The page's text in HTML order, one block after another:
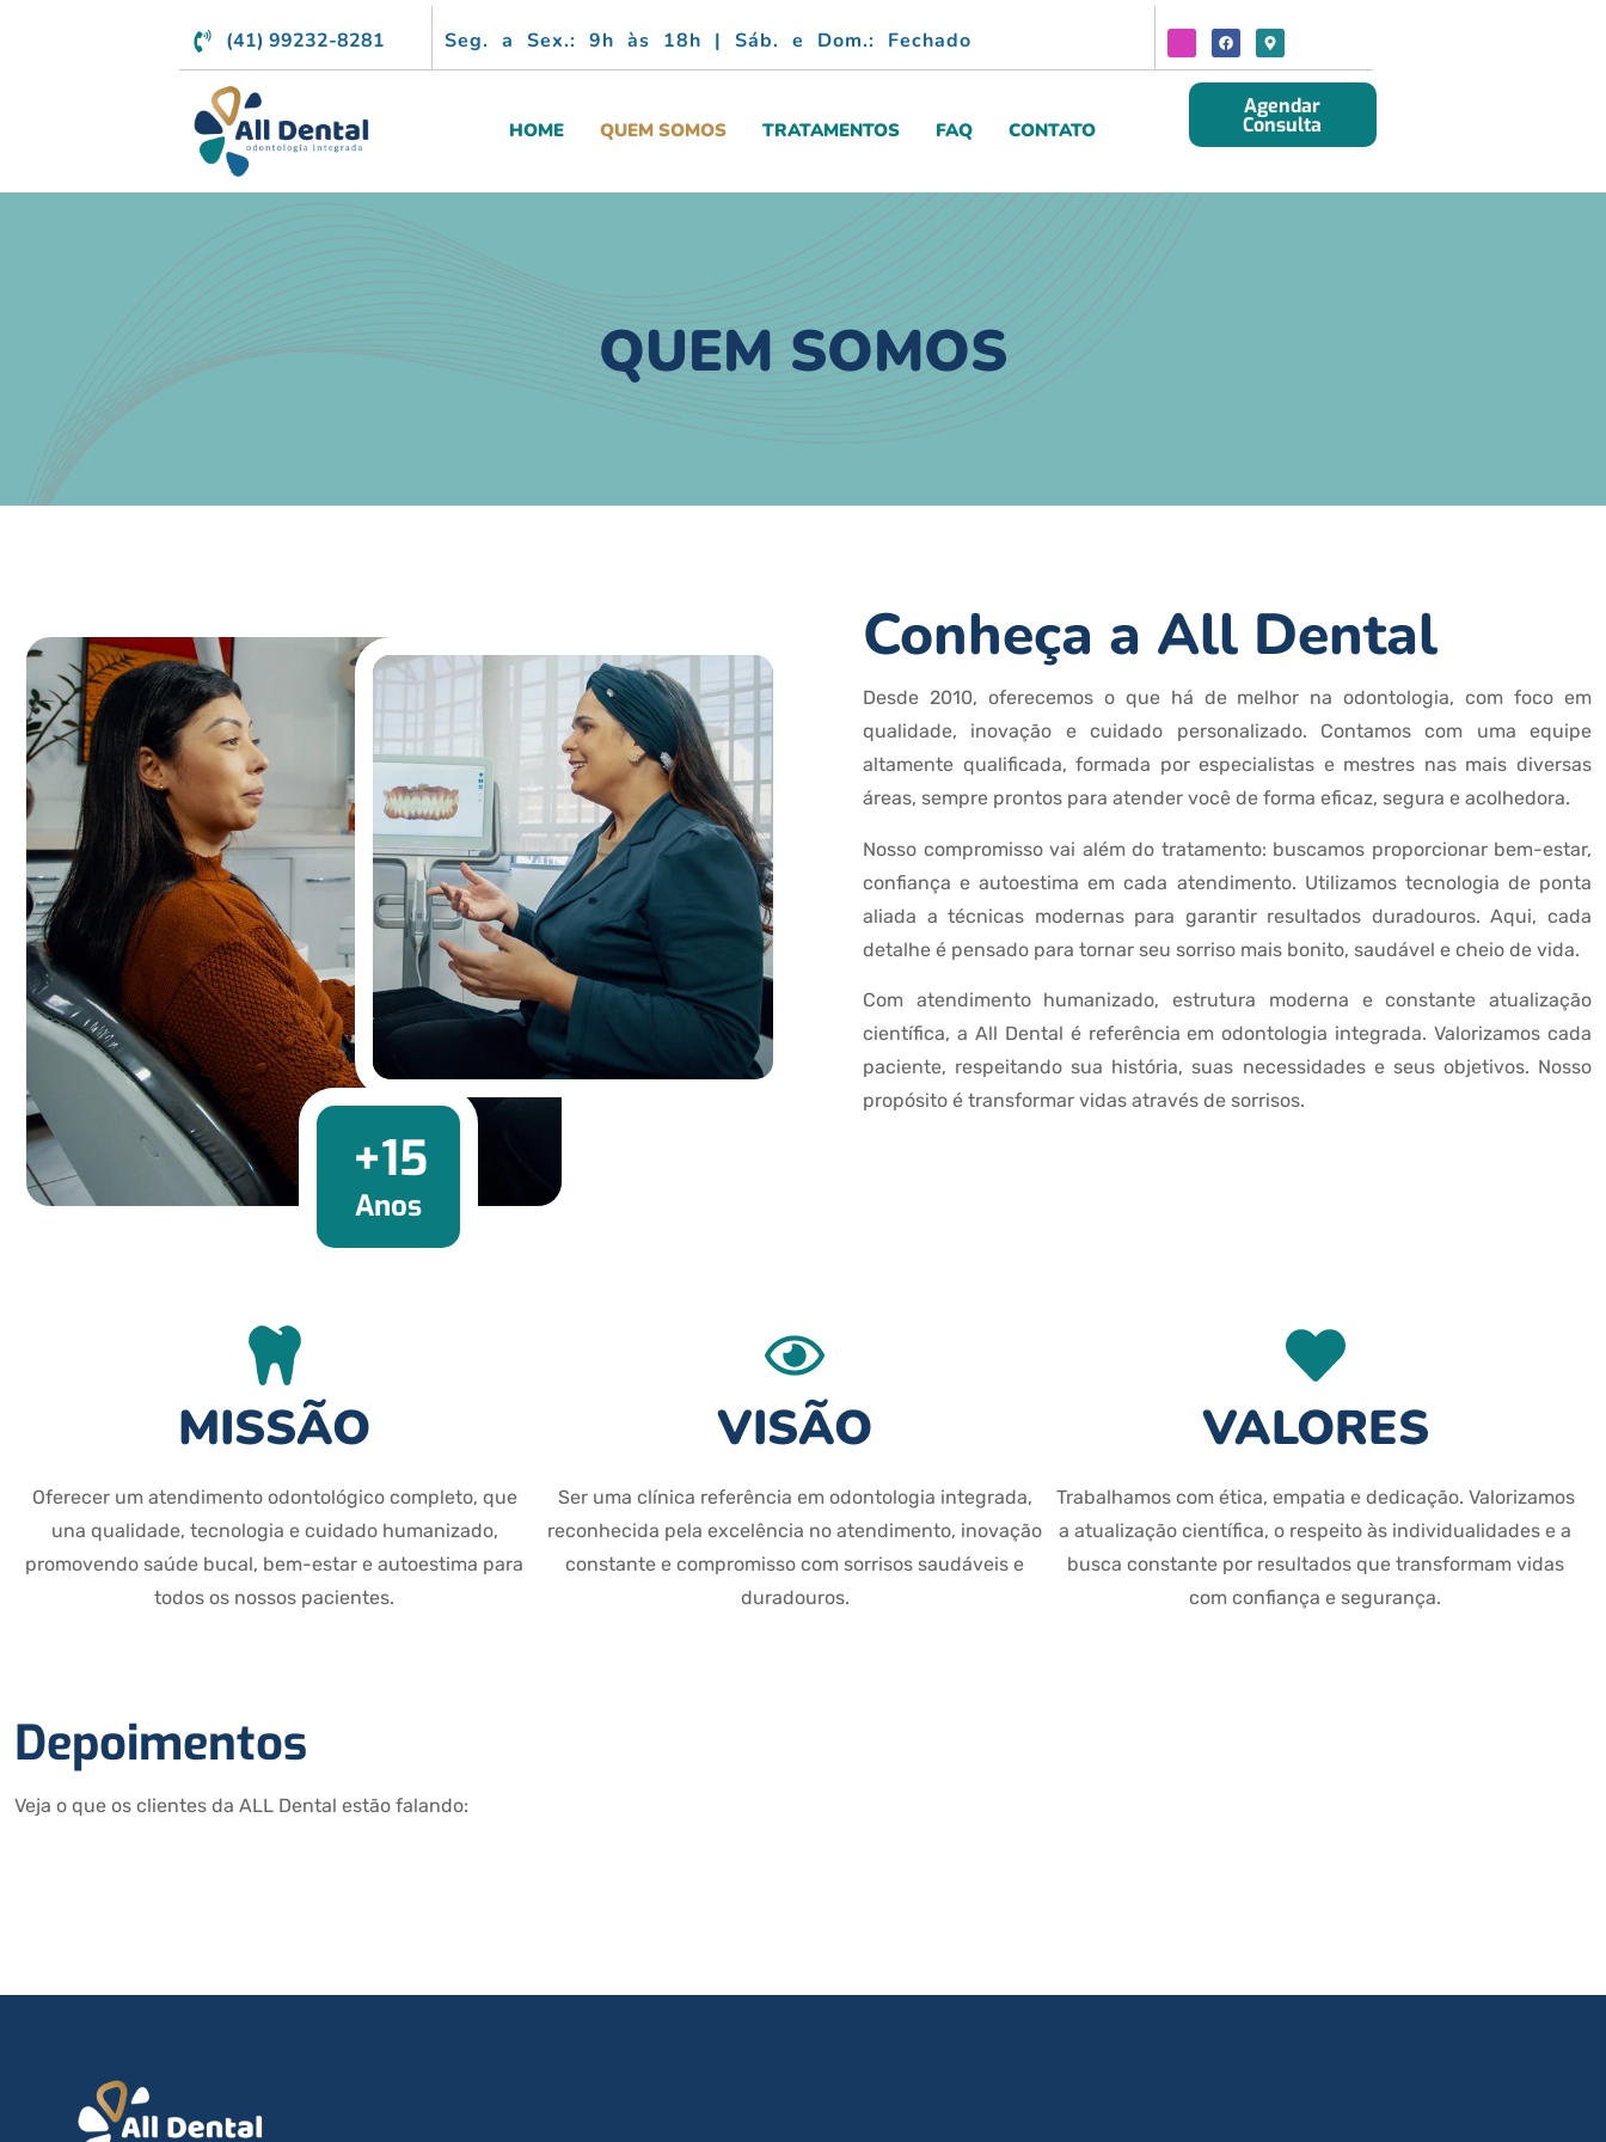
(41) 99232-8281 Seg. a Sex.: 9h às 18h | Sáb. e Dom.: Fechado
HOME QUEM SOMOS TRATAMENTOS FAQ CONTATO
Agendar
Consulta
QUEM SOMOS
+15
Anos
Conheça a All Dental
Desde 2010, oferecemos o que há de melhor na odontologia, com foco em
qualidade, inovação e cuidado personalizado. Contamos com uma equipe
altamente qualificada, formada por especialistas e mestres nas mais diversas
áreas, sempre prontos para atender você de forma eficaz, segura e acolhedora.
Nosso compromisso vai além do tratamento: buscamos proporcionar bem-estar,
confiança e autoestima em cada atendimento. Utilizamos tecnologia de ponta
aliada a técnicas modernas para garantir resultados duradouros. Aqui, cada
detalhe é pensado para tornar seu sorriso mais bonito, saudável e cheio de vida.
Com atendimento humanizado, estrutura moderna e constante atualização
científica, a All Dental é referência em odontologia integrada. Valorizamos cada
paciente, respeitando sua história, suas necessidades e seus objetivos. Nosso
propósito é transformar vidas através de sorrisos.
MISSÃO
Oferecer um atendimento odontológico completo, que
una qualidade, tecnologia e cuidado humanizado,
promovendo saúde bucal, bem-estar e autoestima para
todos os nossos pacientes.
VISÃO
Ser uma clínica referência em odontologia integrada,
reconhecida pela excelência no atendimento, inovação
constante e compromisso com sorrisos saudáveis e
duradouros.
VALORES
Trabalhamos com ética, empatia e dedicação. Valorizamos
a atualização científica, o respeito às individualidades e a
busca constante por resultados que transformam vidas
com confiança e segurança.
Depoimentos
Veja o que os clientes da ALL Dental estão falando: